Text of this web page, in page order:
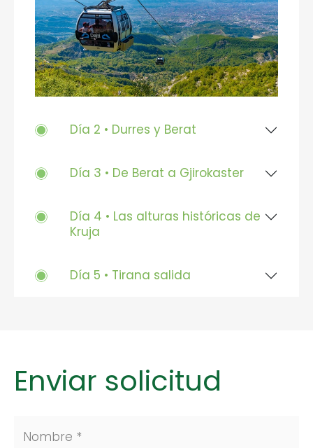
Día 2 • Durres y Berat
Día 3 • De Berat a Gjirokaster
Día 4 • Las alturas históricas de
Kruja
Día 5 • Tirana salida
Enviar solicitud
Nombre *